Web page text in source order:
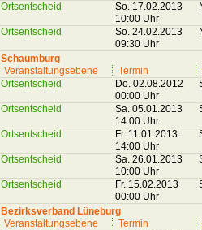
Ortsentscheid
So. 17.02.2013
10:00 Uhr
Ortsentscheid
So. 24.02.2013
09:30 Uhr
Schaumburg
Veranstaltungsebene
Termin
Ortsentscheid
Do. 02.08.2012
00:00 Uhr
Ortsentscheid
Sa. 05.01.2013
14:00 Uhr
Ortsentscheid
Fr. 11.01.2013
14:00 Uhr
Ortsentscheid
Sa. 26.01.2013
10:00 Uhr
Ortsentscheid
Fr. 15.02.2013
00:00 Uhr
Bezirksverband Lüneburg
Veranstaltungsebene
Termin